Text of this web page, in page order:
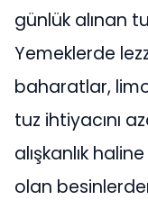
günlük alınan
Yemeklerde
baharatlar,
tuz ihtiyacını
alışkanlık
olan